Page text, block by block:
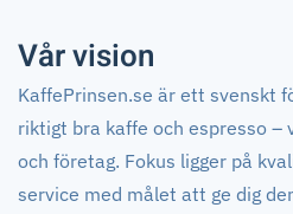
Vår vision
KaffePrinsen.se är ett svenskt
riktigt bra kaffe och espresso –
och företag. Fokus ligger på
service med målet att ge dig